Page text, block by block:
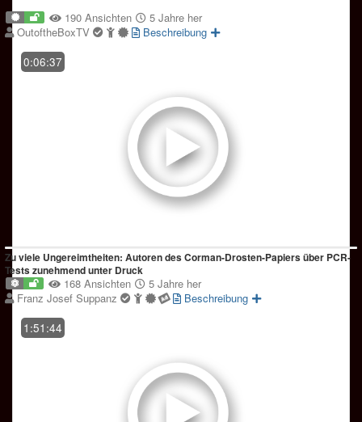
190 Ansichten
5 Jahre her
OutoftheBoxTV
Beschreibung
0:06:37
Zu viele Ungereimtheiten: Autoren des Corman-Drosten-Papiers über PCR-
Tests zunehmend unter Druck
168 Ansichten
5 Jahre her
Franz Josef Suppanz
Beschreibung
1:51:44